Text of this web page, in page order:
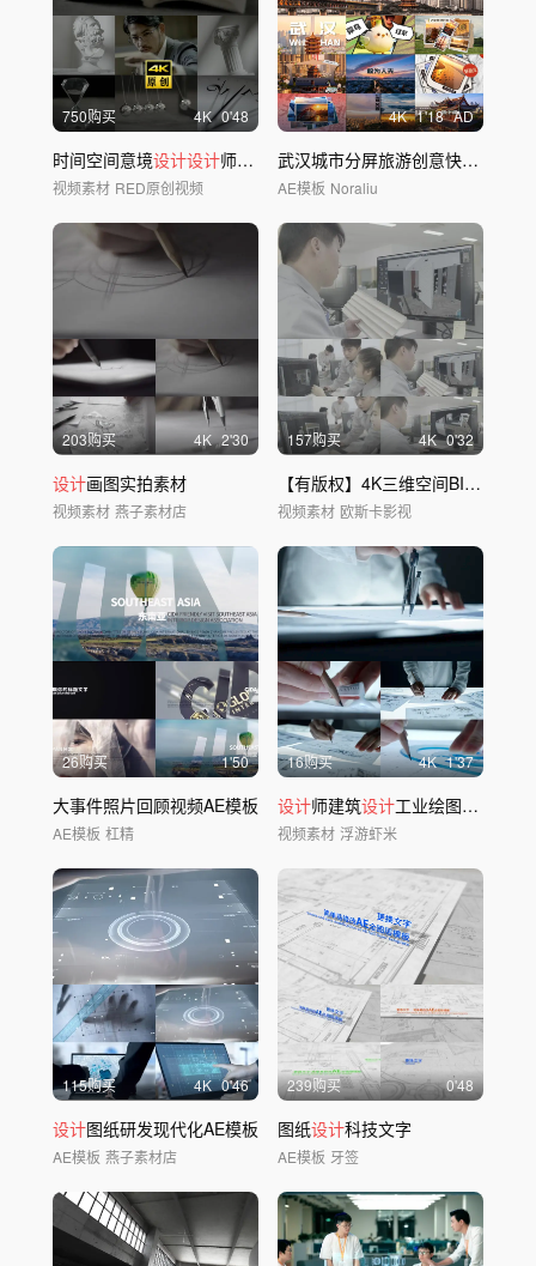
750购买 4K 0'48
时间空间意境设计设计师光影思考时钟绘图
视频素材 RED原创视频
4K 1'18 AD
武汉城市分屏旅游创意快闪时尚卡通视频
AE模板 Noraliu
203购买 4K 2'30
设计画图实拍素材
视频素材 燕子素材店
157购买 4K 0'32
【有版权】4K三维空间BIM设计
视频素材 欧斯卡影视
26购买 1'50
大事件照片回顾视频AE模板
AE模板 杠精
16购买 4K 1'37
设计师建筑设计工业绘图画图图纸建筑规划
视频素材 浮游虾米
115购买 4K 0'46
设计图纸研发现代化AE模板
AE模板 燕子素材店
239购买 0'48
图纸设计科技文字
AE模板 牙签